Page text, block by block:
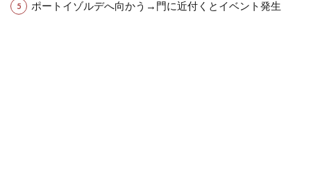
ポートイゾルデへ向かう→門に近付くとイベント発生